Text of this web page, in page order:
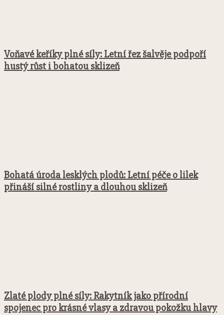
Voňavé keříky plné síly: Letní řez šalvěje podpoří
hustý růst i bohatou sklizeň
Bohatá úroda lesklých plodů: Letní péče o lilek
přináší silné rostliny a dlouhou sklizeň
Zlaté plody plné síly: Rakytník jako přírodní
spojenec pro krásné vlasy a zdravou pokožku hlavy